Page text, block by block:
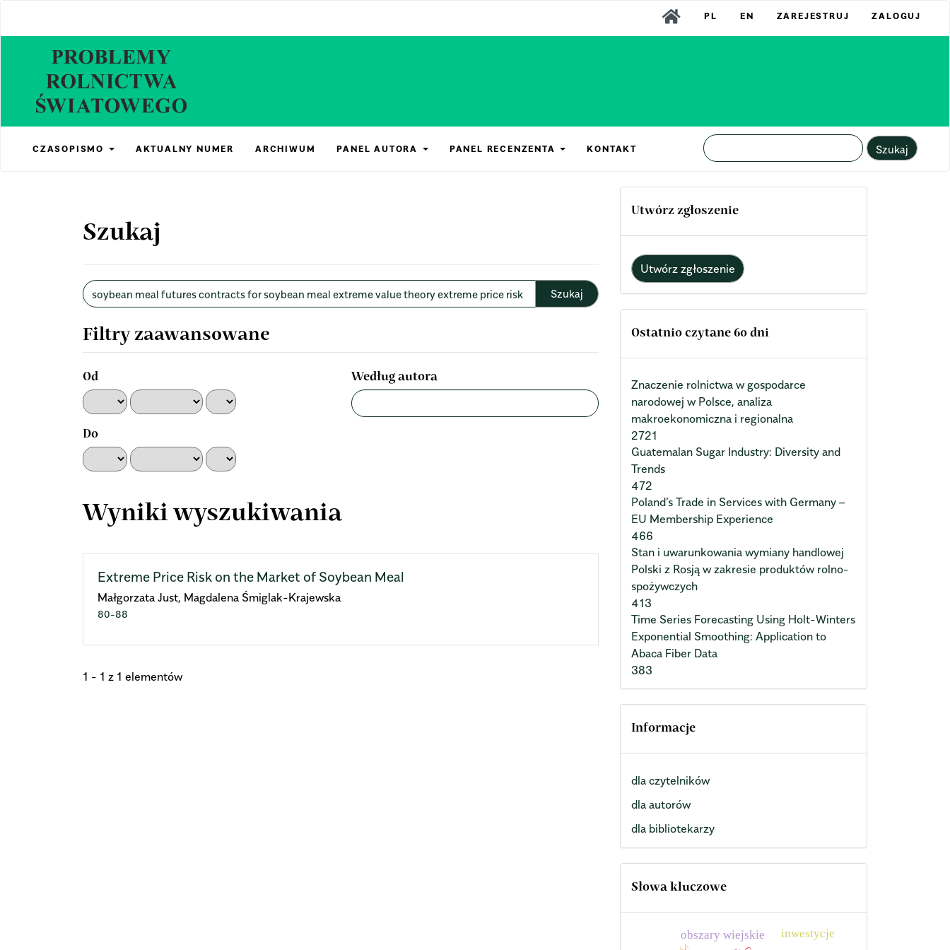
Content
Sidebar
PL EN ZAREJESTRUJ ZALOGUJ
CZASOPISMO AKTUALNY NUMER ARCHIWUM PANEL AUTORA PANEL RECENZENTA KONTAKT Szukaj
Szukaj
Wyszukaj
w
Filtry zaawansowane
Od
Do
Według autora
Wyniki wyszukiwania
Extreme Price Risk on the Market of Soybean Meal
Małgorzata Just, Magdalena Śmiglak-Krajewska
80-88
1 - 1 z 1 elementów
Utwórz zgłoszenie
Utwórz zgłoszenie
Ostatnio czytane 60 dni
Znaczenie rolnictwa w gospodarce
narodowej w Polsce, analiza
makroekonomiczna i regionalna
2721
Guatemalan Sugar Industry: Diversity and
Trends
472
Poland’s Trade in Services with Germany –
EU Membership Experience
466
Stan i uwarunkowania wymiany handlowej
Polski z Rosją w zakresie produktów rolno-
spożywczych
413
Time Series Forecasting Using Holt-Winters
Exponential Smoothing: Application to
Abaca Fiber Data
383
Informacje
dla czytelników
dla autorów
dla bibliotekarzy
Słowa kluczowe
obszary wiejskie inwestycje